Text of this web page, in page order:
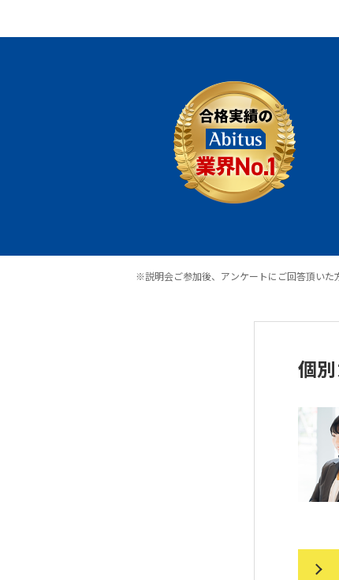
※説明会ご参加後、アンケートにご回答頂いた
個